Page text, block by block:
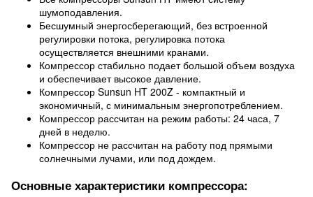
шумоподавления.
Бесшумный энергосберегающий, без встроенной
регулировки потока, регулировка потока
осуществляется внешними кранами.
Компрессор стабильно подает большой объем воздуха
и обеспечивает высокое давление.
Компрессор Sunsun HT 200Z - компактный и
экономичный, с минимальным энергопотреблением.
Компрессор рассчитан на режим работы: 24 часа, 7
дней в неделю.
Компрессор не рассчитан на работу под прямыми
солнечными лучами, или под дождем.
Основные характеристики компрессора: